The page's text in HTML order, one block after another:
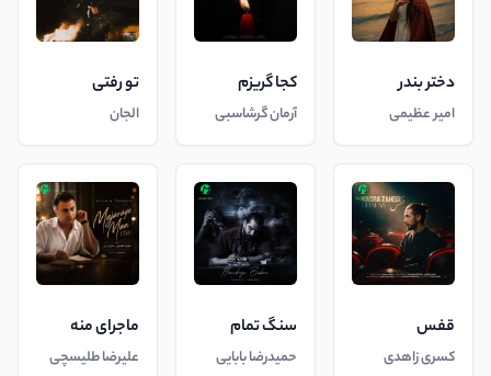
دختر بندر
امیر عظیمی
کجا گریزم
آرمان گرشاسبی
تو رفتی
الجان
قفس
کسری زاهدی
سنگ تمام
حمیدرضا بابایی
ماجرای منه
علیرضا طلیسچی